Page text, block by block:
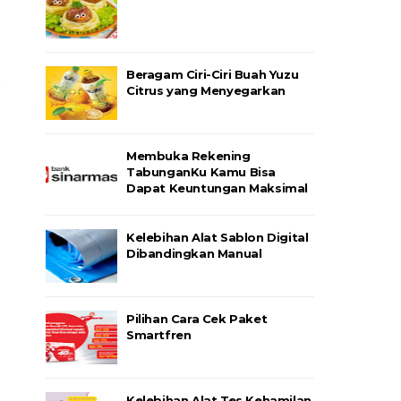
Beragam Ciri-Ciri Buah Yuzu
Citrus yang Menyegarkan
Membuka Rekening
TabunganKu Kamu Bisa
Dapat Keuntungan Maksimal
Kelebihan Alat Sablon Digital
Dibandingkan Manual
Pilihan Cara Cek Paket
Smartfren